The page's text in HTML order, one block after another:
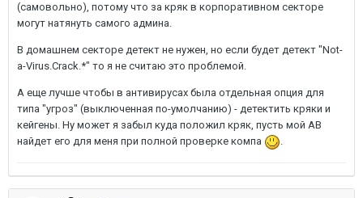
(самовольно), потому что за кряк в корпоративном секторе
могут натянуть самого админа.
В домашнем секторе детект не нужен, но если будет детект "Not-
a-Virus.Crack.*" то я не считаю это проблемой.
А еще лучше чтобы в антивирусах была отдельная опция для
типа "угроз" (выключенная по-умолчанию) - детектить кряки и
кейгены. Ну может я забыл куда положил кряк, пусть мой АВ
найдет его для меня при полной проверке компа
.